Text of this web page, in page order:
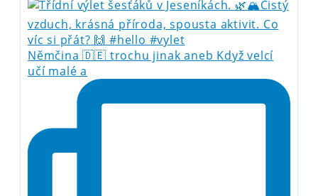
Němčina 🇩🇪 trochu jinak aneb Když velcí
učí malé a